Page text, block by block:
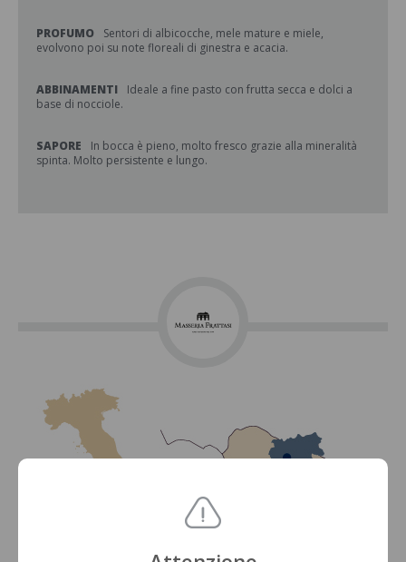
PROFUMO
Sentori di albicocche, mele mature e miele,
evolvono poi su note floreali di ginestra e acacia.
ABBINAMENTI
Ideale a fine pasto con frutta secca e dolci a
base di nocciole.
SAPORE
In bocca è pieno, molto fresco grazie alla mineralità
spinta. Molto persistente e lungo.